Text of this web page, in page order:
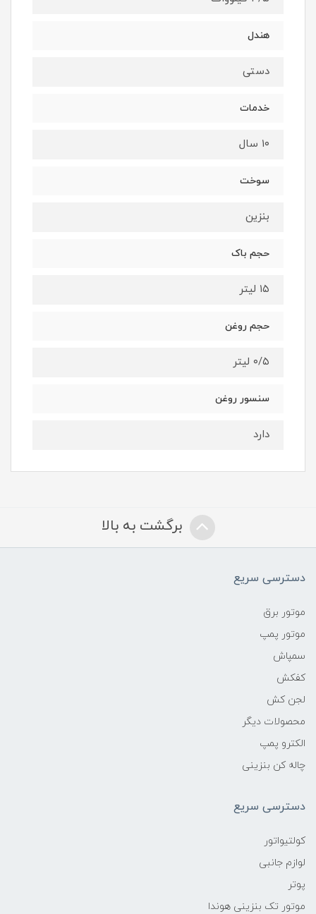
هندل
دستی
خدمات
۱۰ سال
سوخت
بنزین
حجم باک
۱۵ لیتر
حجم روغن
۰/۵ لیتر
سنسور روغن
دارد
برگشت به بالا
دسترسی سریع
موتور برق
موتور پمپ
سمپاش
کفکش
لجن کش
محصولات دیگر
الکترو پمپ
چاله کن بنزینی
دسترسی سریع
کولتیواتور
لوازم جانبی
پوتر
موتور تک بنزینی هوندا